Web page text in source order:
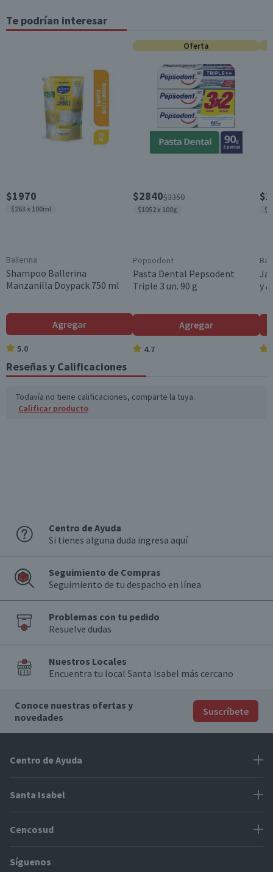
Tipo de Producto
Desodorantes
Beneficios
Antitranspirante
Formato
Te podrían interesar
$1970
$263 x 100ml
Ballerina
Shampoo Ballerina
Manzanilla Doypack 750 ml
Agregar
5.0
Oferta
$2840$3350
$1052 x 100g
Pepsodent
Pasta Dental Pepsodent
Triple 3 un. 90 g
Agregar
4.7
y
Reseñas y Calificaciones
Todavía no tiene calificaciones, comparte la tuya.
Calificar producto
Centro de Ayuda
Si tienes alguna duda ingresa aquí
Seguimiento de Compras
Seguimiento de tu despacho en línea
Problemas con tu pedido
Resuelve dudas
Nuestros Locales
Encuentra tu local Santa Isabel más cercano
Conoce nuestras ofertas y
novedades
Suscríbete
Centro de Ayuda
Problemas con tu pedido
Cómo modificar mis datos
Modos de entrega y cobertura
Santa Isabel
Proveedores
Cencosud
Paris
Síguenos